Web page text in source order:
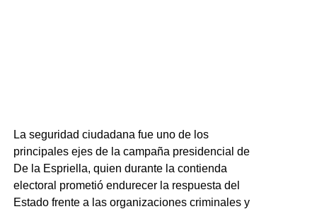
La seguridad ciudadana fue uno de los
principales ejes de la campaña presidencial de
De la Espriella, quien durante la contienda
electoral prometió endurecer la respuesta del
Estado frente a las organizaciones criminales y